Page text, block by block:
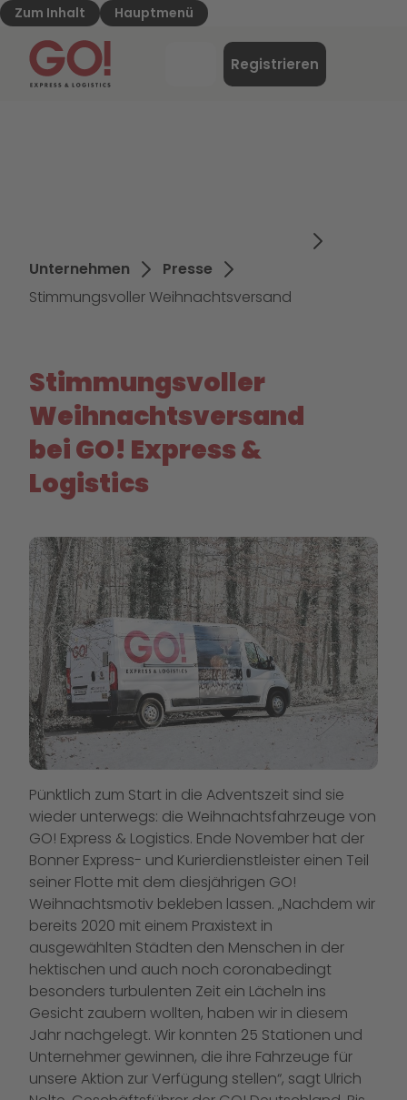
Zum Inhalt Hauptmenü
GO! Express & Logistics - Zur Starteite
Registrieren
Unternehmen
Presse
Stimmungsvoller Weihnachtsversand
Stimmungsvoller
Weihnachtsversand
bei GO! Express &
Logistics
Pünktlich zum Start in die Adventszeit sind sie
wieder unterwegs: die Weihnachtsfahrzeuge von
GO! Express & Logistics. Ende November hat der
Bonner Express- und Kurierdienstleister einen Teil
seiner Flotte mit dem diesjährigen GO!
Weihnachtsmotiv bekleben lassen. „Nachdem wir
bereits 2020 mit einem Praxistext in
ausgewählten Städten den Menschen in der
hektischen und auch noch coronabedingt
besonders turbulenten Zeit ein Lächeln ins
Gesicht zaubern wollten, haben wir in diesem
Jahr nachgelegt. Wir konnten 25 Stationen und
Unternehmer gewinnen, die ihre Fahrzeuge für
unsere Aktion zur Verfügung stellen“, sagt Ulrich